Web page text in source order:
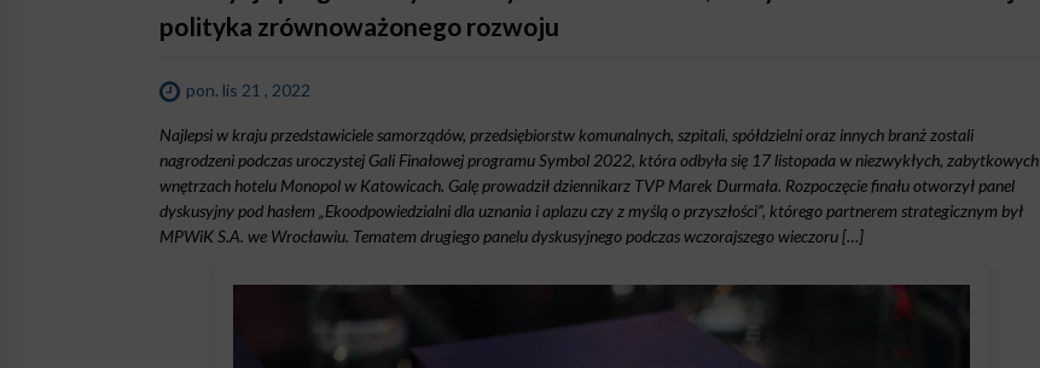
polityka zrównoważonego rozwoju
pon. lis 21 , 2022
Najlepsi w kraju przedstawiciele samorządów, przedsiębiorstw komunalnych, szpitali, spółdzielni oraz innych branż zostali
nagrodzeni podczas uroczystej Gali Finałowej programu Symbol 2022, która odbyła się 17 listopada w niezwykłych, zabytkowych
wnętrzach hotelu Monopol w Katowicach. Galę prowadził dziennikarz TVP Marek Durmała. Rozpoczęcie finału otworzył panel
dyskusyjny pod hasłem „Ekoodpowiedzialni dla uznania i aplazu czy z myślą o przyszłości”, którego partnerem strategicznym był
MPWiK S.A. we Wrocławiu. Tematem drugiego panelu dyskusyjnego podczas wczorajszego wieczoru […]